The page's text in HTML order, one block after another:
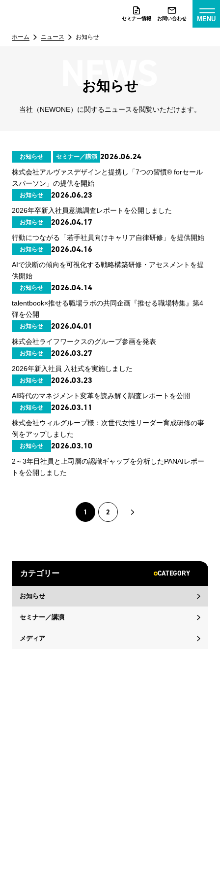
セミナー情報 お問い合わせ MENU
ホーム ニュース お知らせ
お知らせ
当社（NEWONE）に関するニュースを閲覧いただけます。
お知らせ セミナー／講演 2026.06.24
株式会社アルヴァスデザインと提携し「7つの習慣® forセール
スパーソン」の提供を開始
お知らせ 2026.06.23
2026年卒新入社員意識調査レポートを公開しました
お知らせ 2026.04.17
行動につながる「若手社員向けキャリア自律研修」を提供開始
お知らせ 2026.04.16
AIで決断の傾向を可視化する戦略構築研修・アセスメントを提
供開始
お知らせ 2026.04.14
talentbook×推せる職場ラボの共同企画『推せる職場特集』第4
弾を公開
お知らせ 2026.04.01
株式会社ライフワークスのグループ参画を発表
お知らせ 2026.03.27
2026年新入社員 入社式を実施しました
お知らせ 2026.03.23
AI時代のマネジメント変革を読み解く調査レポートを公開
お知らせ 2026.03.11
株式会社ウィルグループ様：次世代女性リーダー育成研修の事
例をアップしました
お知らせ 2026.03.10
2～3年目社員と上司層の認識ギャップを分析したPANAIレポー
トを公開しました
1 2
カテゴリー CATEGORY
お知らせ
セミナー／講演
メディア